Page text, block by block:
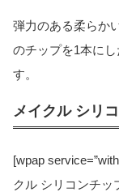
弾力のある柔らか
のチップを1本に
す。
メイクル シリ
[wpap
クル シリコンチッ